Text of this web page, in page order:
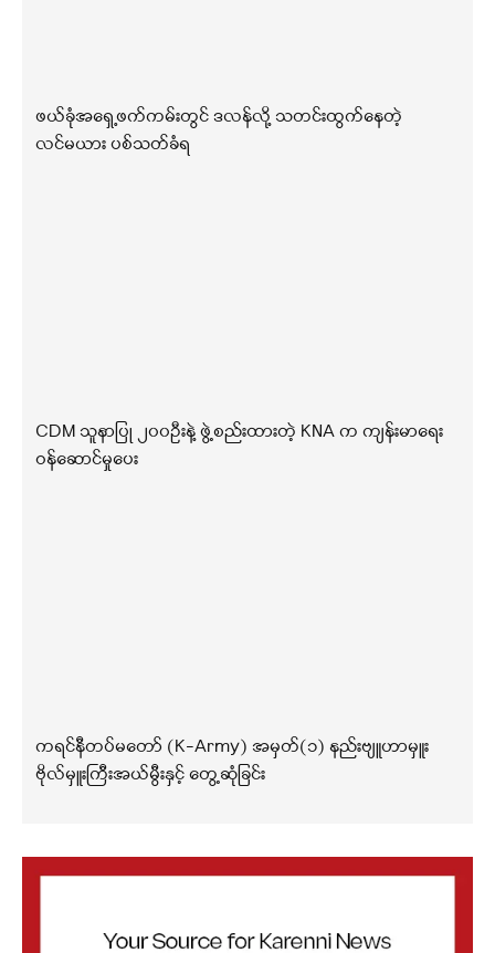
ဖယ်ခုံအရှေ့ဖက်ကမ်းတွင် ဒလန်လို့ သတင်းထွက်နေတဲ့
လင်မယား ပစ်သတ်ခံရ
CDM သူနာပြု ၂၀၀ဦးနဲ့ ဖွဲ့စည်းထားတဲ့ KNA က ကျန်းမာရေး
ဝန်ဆောင်မှုပေး
ကရင်နီတပ်မတော် (K-Army) အမှတ်(၁) နည်းဗျူဟာမှူး
ဗိုလ်မှူးကြီးအယ်မွီးနှင့် တွေ့ဆုံခြင်း